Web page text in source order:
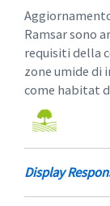
Ramsar sono
requisiti della
zone umide
come habitat
Display